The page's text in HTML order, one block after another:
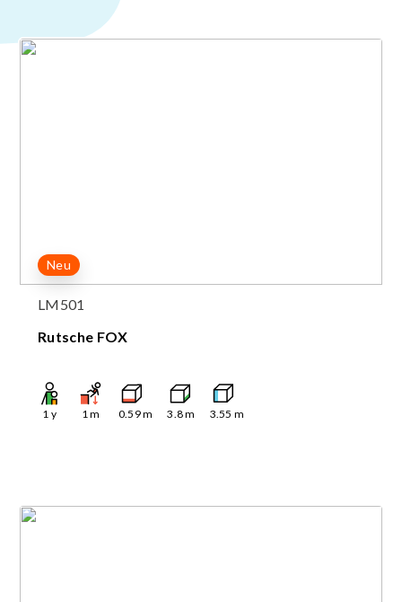
Neu
LM501
Rutsche FOX
1 y 1m 0.59m 3.8m 3.55 m